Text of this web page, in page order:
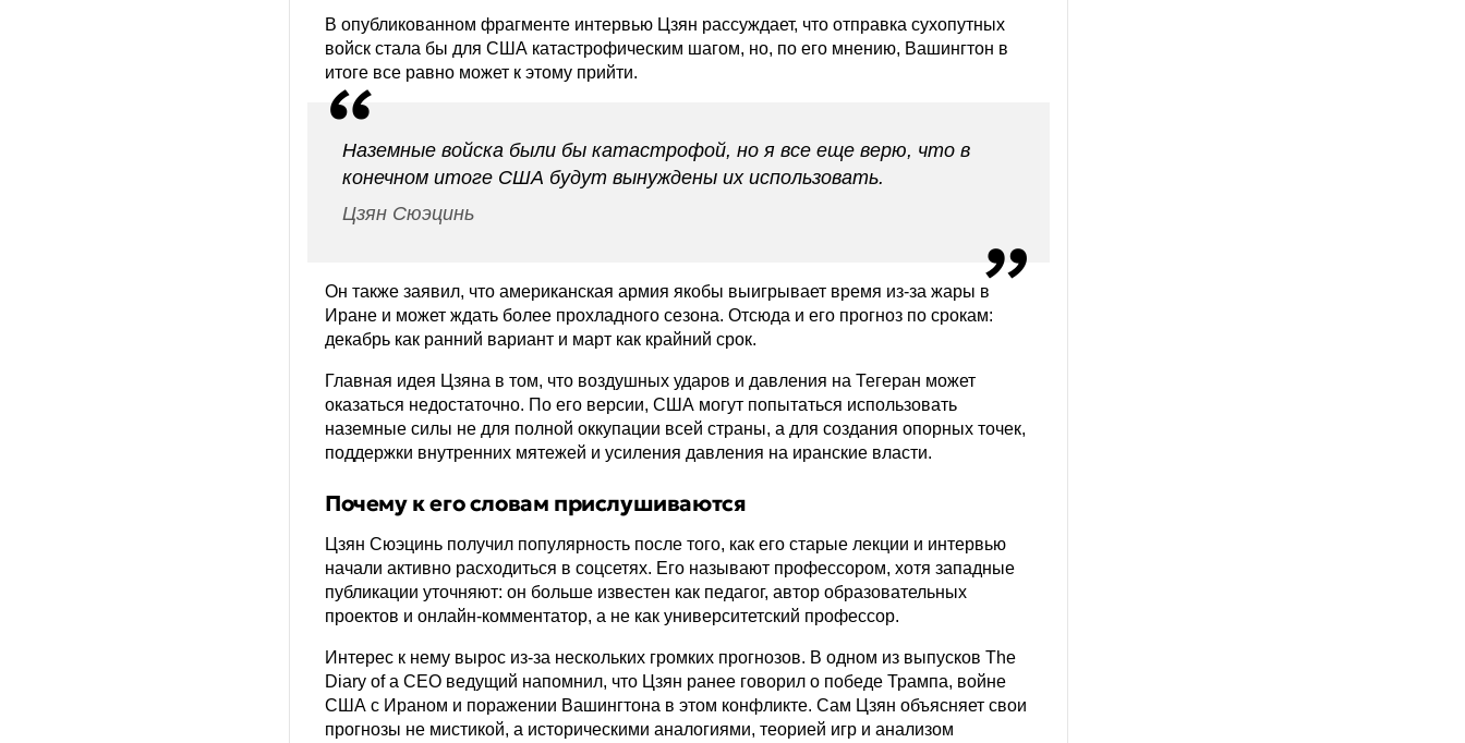
В опубликованном фрагменте интервью Цзян рассуждает, что отправка сухопутных
войск стала бы для США катастрофическим шагом, но, по его мнению, Вашингтон в
итоге все равно может к этому прийти.
Наземные войска были бы катастрофой, но я все еще верю, что в
конечном итоге США будут вынуждены их использовать.
Цзян Сюэцинь
Он также заявил, что американская армия якобы выигрывает время из-за жары в
Иране и может ждать более прохладного сезона. Отсюда и его прогноз по срокам:
декабрь как ранний вариант и март как крайний срок.
Главная идея Цзяна в том, что воздушных ударов и давления на Тегеран может
оказаться недостаточно. По его версии, США могут попытаться использовать
наземные силы не для полной оккупации всей страны, а для создания опорных точек,
поддержки внутренних мятежей и усиления давления на иранские власти.
Почему к его словам прислушиваются
Цзян Сюэцинь получил популярность после того, как его старые лекции и интервью
начали активно расходиться в соцсетях. Его называют профессором, хотя западные
публикации уточняют: он больше известен как педагог, автор образовательных
проектов и онлайн-комментатор, а не как университетский профессор.
Интерес к нему вырос из-за нескольких громких прогнозов. В одном из выпусков The
Diary of a CEO ведущий напомнил, что Цзян ранее говорил о победе Трампа, войне
США с Ираном и поражении Вашингтона в этом конфликте. Сам Цзян объясняет свои
прогнозы не мистикой, а историческими аналогиями, теорией игр и анализом